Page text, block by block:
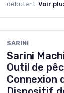
débutent. Voir
SARINI
Sarini
Outil de
Connexion